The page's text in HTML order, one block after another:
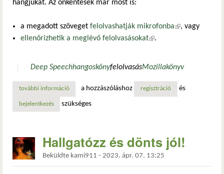
hangjukat. Az önkéntesek már most is:
a megadott szöveget felolvashatják mikrofonba(külső
, vagy
ellenőrizhetik a meglévő felolvasásokat(külső hivatkozás)
.
Deep SpeechhangoskönyfelolvasásMozillakönyv
további információhozd a hangod: rád van szükségünk! tartalommal
a hozzászóláshoz regisztráció és
bejelentkezés szükséges
Hallgatózz és dönts jól!
Beküldte kami911 - 2023. ápr. 07. 13:25